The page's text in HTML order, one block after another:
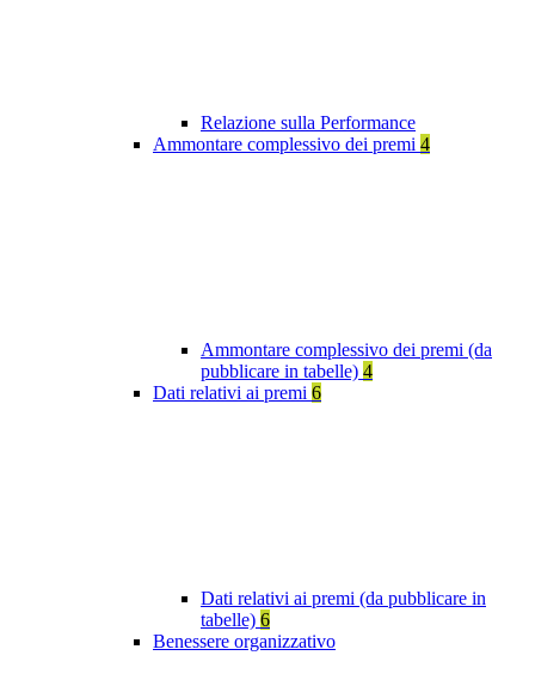
Relazione sulla Performance
Ammontare complessivo dei premi 4
Ammontare complessivo dei premi (da
pubblicare in tabelle) 4
Dati relativi ai premi 6
Dati relativi ai premi (da pubblicare in
tabelle) 6
Benessere organizzativo